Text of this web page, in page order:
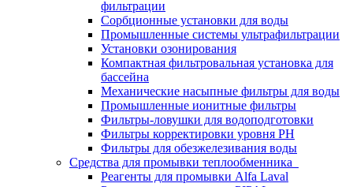
фильтрации
Сорбционные установки для воды
Промышленные системы ультрафильтрации
Установки озонирования
Компактная фильтровальная установка для
бассейна
Механические насыпные фильтры для воды
Промышленные ионитные фильтры
Фильтры-ловушки для водоподготовки
Фильтры корректировки уровня PH
Фильтры для обезжелезивания воды
Средства для промывки теплообменника
Реагенты для промывки Alfa Laval